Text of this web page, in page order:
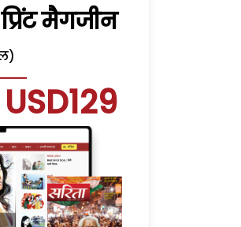
मैगजीन
USD129